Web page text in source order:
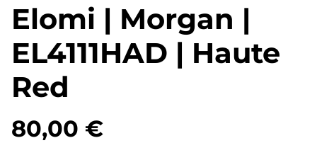
Elomi | Morgan |
EL4111HAD | Haute
Red
80,00 €